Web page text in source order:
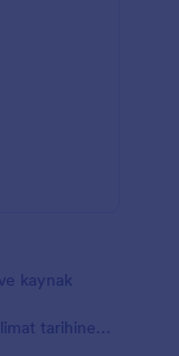
kaynak
tarihine